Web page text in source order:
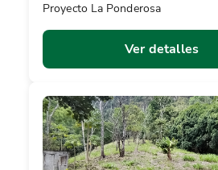
Proyecto La Ponderosa
Ver detalles